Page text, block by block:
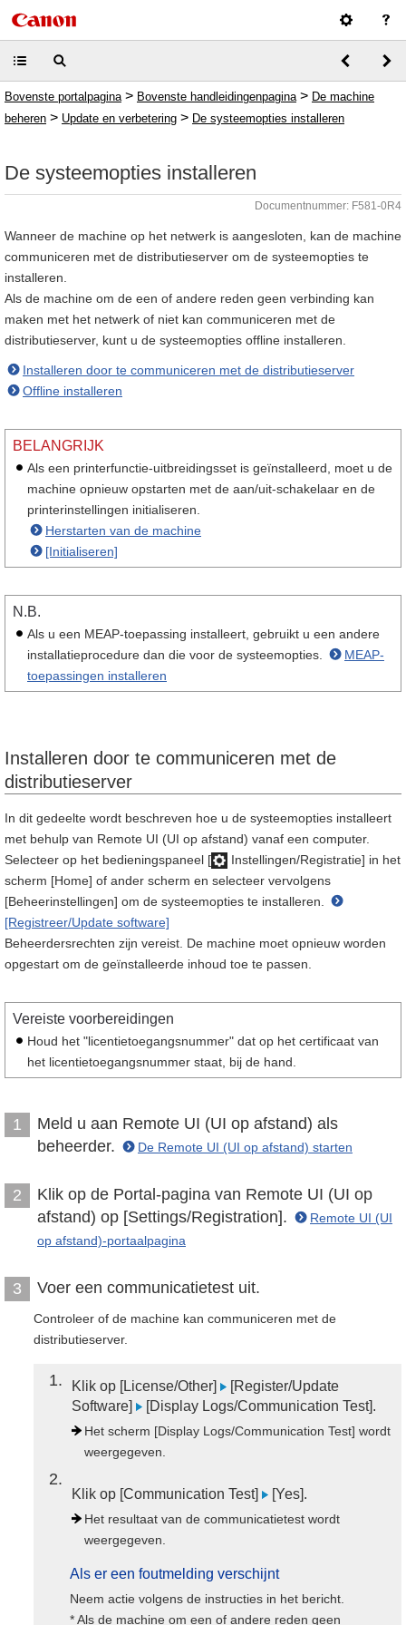
Bovenste portalpagina > Bovenste handleidingenpagina > De machine
beheren > Update en verbetering > De systeemopties installeren
De systeemopties installeren
Documentnummer: F581-0R4
Wanneer de machine op het netwerk is aangesloten, kan de machine
communiceren met de distributieserver om de systeemopties te
installeren.
Als de machine om de een of andere reden geen verbinding kan
maken met het netwerk of niet kan communiceren met de
distributieserver, kunt u de systeemopties offline installeren.
Installeren door te communiceren met de distributieserver
Offline installeren
BELANGRIJK
Als een printerfunctie-uitbreidingsset is geïnstalleerd, moet u de
machine opnieuw opstarten met de aan/uit-schakelaar en de
printerinstellingen initialiseren.
Herstarten van de machine
[Initialiseren]
N.B.
Als u een MEAP-toepassing installeert, gebruikt u een andere
installatieprocedure dan die voor de systeemopties.
MEAP-
toepassingen installeren
Installeren door te communiceren met de
distributieserver
In dit gedeelte wordt beschreven hoe u de systeemopties installeert
met behulp van Remote UI (UI op afstand) vanaf een computer.
Selecteer op het bedieningspaneel [
Instellingen/Registratie] in het
scherm [Home] of ander scherm en selecteer vervolgens
[Beheerinstellingen] om de systeemopties te installeren.
[Registreer/Update software]
Beheerdersrechten zijn vereist. De machine moet opnieuw worden
opgestart om de geïnstalleerde inhoud toe te passen.
Vereiste voorbereidingen
Houd het "licentietoegangsnummer" dat op het certificaat van
het licentietoegangsnummer staat, bij de hand.
1
Meld u aan Remote UI (UI op afstand) als
beheerder.
De Remote UI (UI op afstand) starten
2
Klik op de Portal-pagina van Remote UI (UI op
afstand) op [Settings/Registration].
Remote UI (UI
op afstand)-portaalpagina
3 Voer een communicatietest uit.
Controleer of de machine kan communiceren met de
distributieserver.
1 Klik op [License/Other]
[Register/Update
Software]
[Display Logs/Communication Test].
Het scherm [Display Logs/Communication Test] wordt
weergegeven.
2
Klik op [Communication Test] [Yes].
Het resultaat van de communicatietest wordt
weergegeven.
Als er een foutmelding verschijnt
Neem actie volgens de instructies in het bericht.
* Als de machine om een of andere reden geen